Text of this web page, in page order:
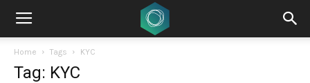
Home Tags KYC
Tag: KYC